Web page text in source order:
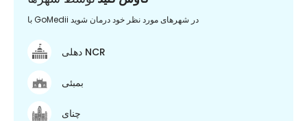
با GoMedii در شهرهای مورد نظر خود درمان شوید
دهلی NCR
بمبئی
چنای